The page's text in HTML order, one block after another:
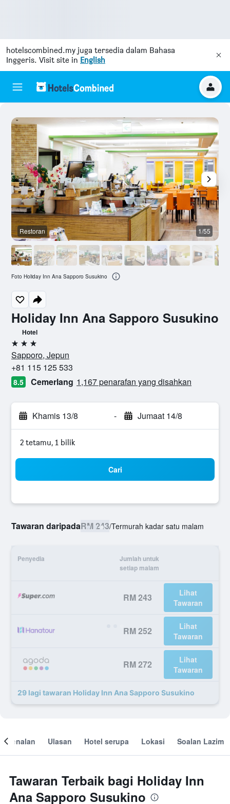
hotelscombined.my juga tersedia dalam Bahasa
Inggeris. Visit site in English
Holiday Inn Ana Sapporo Susukino
Hotel
3 bintang
Sapporo, Jepun
+81 115 125 533
8.5 Cemerlang 1,167 penarafan yang disahkan
Khamis 13/8 - Jumaat 14/8
2 tetamu, 1 bilik
Cari
Tawaran daripadaRM 243/Termurah kadar satu malam
Penyedia
Jumlah untuk
setiap malam
RM 243
Lihat
Tawaran
RM 252
Lihat
Tawaran
RM 272
Lihat
Tawaran
29 lagi tawaran Holiday Inn Ana Sapporo Susukino
Restoran 1/55
Foto Holiday Inn Ana Sapporo Susukino
Ulasan Hotel serupa Lokasi Soalan Lazim
Tawaran Terbaik bagi Holiday Inn
Ana Sapporo Susukino